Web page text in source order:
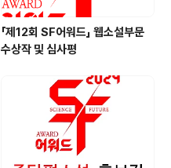
「제12회 SF어워드」 웹소설부문
수상작 및 심사평